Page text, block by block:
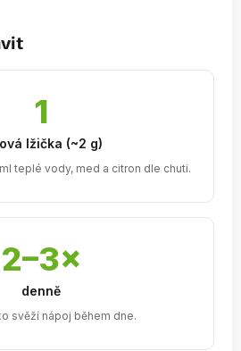
1
lžička (~2 g)
teplé vody, med a citron dle chuti.
2–3×
denně
svěží nápoj během dne.